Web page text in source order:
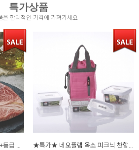
특가상품
을 합리적인 가격에 가져가세요
원주축협 치악산한우 등심 1++등급 300g ★특가★ 네오플램 옥소 피크닉 찬합세트